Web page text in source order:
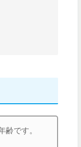
齢です。